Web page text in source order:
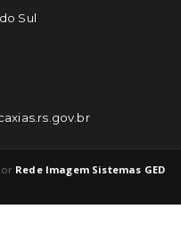
Sul
Rede Imagem Sistemas GED